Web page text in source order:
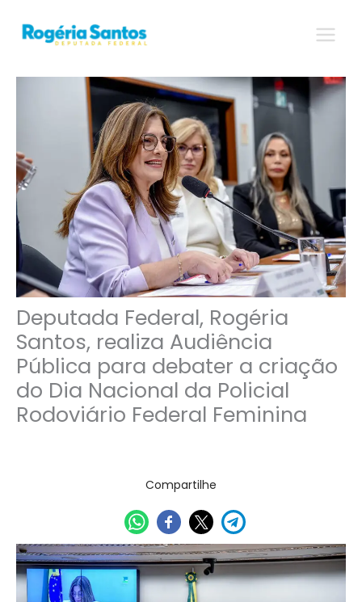
para
Deputada Federal, Rogéria
Santos, realiza Audiência
Pública para debater a criação
do Dia Nacional da Policial
Rodoviário Federal Feminina
Compartilhe